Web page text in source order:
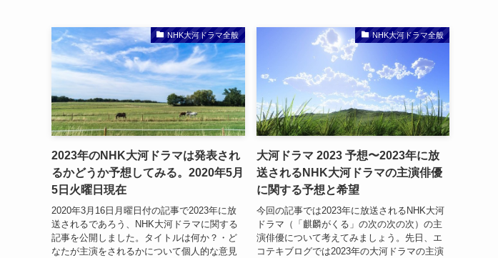
NHK大河ドラマ全般
2023年のNHK大河ドラマは発表され
るかどうか予想してみる。2020年5月
5日火曜日現在
2020年3月16日月曜日付の記事で2023年に放
送されるであろう、NHK大河ドラマに関する
記事を公開しました。タイトルは何か？・ど
なたが主演をされるかについて個人的な意見
NHK大河ドラマ全般
大河ドラマ 2023 予想〜2023年に放
送されるNHK大河ドラマの主演俳優
に関する予想と希望
今回の記事では2023年に放送されるNHK大河
ドラマ（「麒麟がくる」の次の次の次）の主
演俳優について考えてみましょう。先日、エ
コテキブログでは2023年の大河ドラマの主演